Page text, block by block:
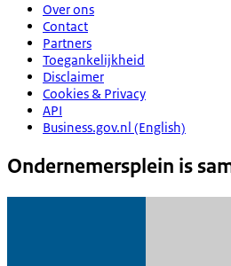
Over ons
Contact
Partners
Toegankelijkheid
Disclaimer
Cookies & Privacy
API
Business.gov.nl (English)
Ondernemersplein is